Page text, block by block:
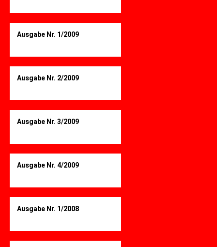
Ausgabe Nr. 1/2009
Ausgabe Nr. 2/2009
Ausgabe Nr. 3/2009
Ausgabe Nr. 4/2009
Ausgabe Nr. 1/2008